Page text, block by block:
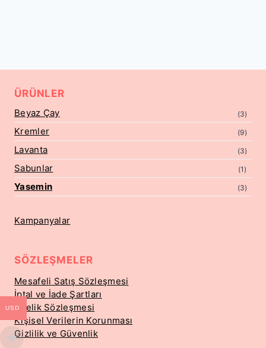
ÜRÜNLER
Beyaz Çay (3)
Kremler (9)
Lavanta (3)
Sabunlar (1)
Yasemin (3)
Kampanyalar
SÖZLEŞMELER
Mesafeli Satış Sözleşmesi
İptal ve İade Şartları
Üyelik Sözleşmesi
Kişisel Verilerin Korunması
Gizlilik ve Güvenlik
USD